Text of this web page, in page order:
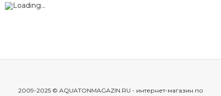
2009-2025 © AQUATONMAGAZIN.RU - интернет-магазин по